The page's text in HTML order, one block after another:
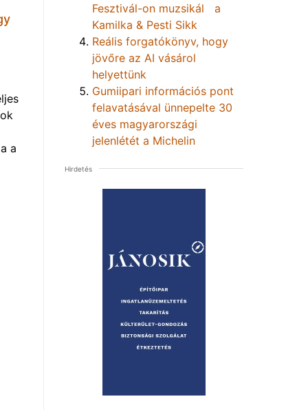
a
Fesztivál-on muzsikál a
Kamilka & Pesti Sikk
Reális forgatókönyv, hogy
jövőre az AI vásárol
helyettünk
Gumiipari információs pont
felavatásával ünnepelte 30
éves magyarországi
jelenlétét a Michelin
Hirdetés